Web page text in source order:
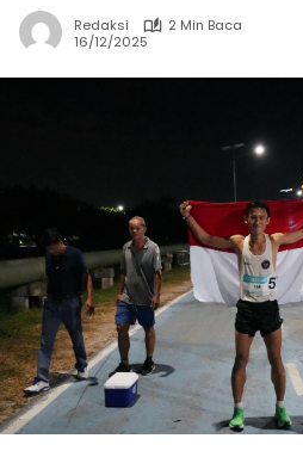
Redaksi
2 Min Baca
16/12/2025